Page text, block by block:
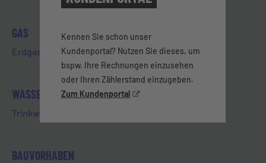
GAS
Erdgasnetz
WASSER
Trinkwasser
BAUVORHABEN
INSTANDSETZUNG
NACHHALTIGKEIT
Kennen Sie schon unser
Kundenportal? Nutzen Sie dieses, um
bspw. Ihre Rechnungen einzusehen
oder Ihren Zählerstand einzugeben.
Zum Kundenportal